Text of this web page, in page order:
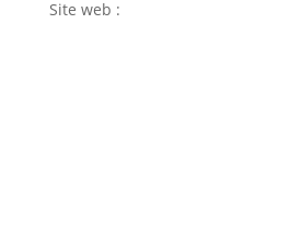
Site web :